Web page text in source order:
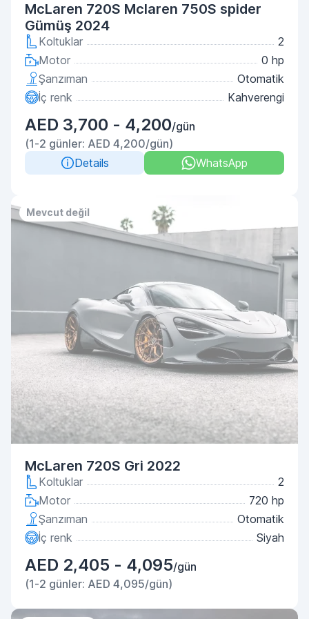
McLaren 720S Mclaren 750S spider
Gümüş 2024
Koltuklar
2
Motor
0 hp
Şanzıman
Otomatik
İç renk
Kahverengi
AED 3,700 - 4,200/gün
(1-2 günler: AED 4,200/gün)
Details
WhatsApp
Mevcut değil
McLaren 720S Gri 2022
Koltuklar
2
Motor
720 hp
Şanzıman
Otomatik
İç renk
Siyah
AED 2,405 - 4,095/gün
(1-2 günler: AED 4,095/gün)